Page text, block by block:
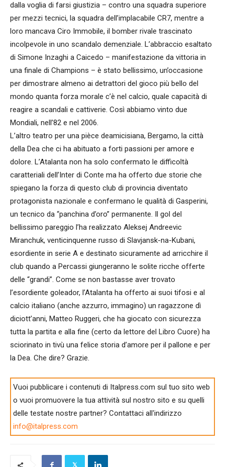
dalla voglia di farsi giustizia – contro una squadra superiore
per mezzi tecnici, la squadra dell’implacabile CR7, mentre a
loro mancava Ciro Immobile, il bomber rivale trascinato
incolpevole in uno scandalo demenziale. L’abbraccio esaltato
di Simone Inzaghi a Caicedo – manifestazione da vittoria in
una finale di Champions – è stato bellissimo, un’occasione
per dimostrare almeno ai detrattori del gioco più bello del
mondo quanta forza morale c’è nel calcio, quale capacità di
reagire a scandali e cattiverie. Così abbiamo vinto due
Mondiali, nell’82 e nel 2006.
L’altro teatro per una pièce deamicisiana, Bergamo, la città
della Dea che ci ha abituato a forti passioni per amore e
dolore. L’Atalanta non ha solo confermato le difficoltà
caratteriali dell’Inter di Conte ma ha offerto due storie che
spiegano la forza di questo club di provincia diventato
protagonista nazionale e confermano le qualità di Gasperini,
un tecnico da “panchina d’oro” permanente. Il gol del
bellissimo pareggio l’ha realizzato Aleksej Andreevic
Miranchuk, venticinquenne russo di Slavjansk-na-Kubani,
esordiente in serie A e destinato sicuramente ad arricchire il
club quando a Percassi giungeranno le solite ricche offerte
delle “grandi”. Come se non bastasse aver trovato
l’esordiente goleador, l’Atalanta ha offerto ai suoi tifosi e al
calcio italiano (anche azzurro, immagino) un ragazzone dì
diciott’anni, Matteo Ruggeri, che ha giocato con sicurezza
tutta la partita e alla fine (certo da lettore del Libro Cuore) ha
sciorinato in tivù una felice storia d’amore per il pallone e per
la Dea. Che dire? Grazie.
Vuoi pubblicare i contenuti di Italpress.com sul tuo sito web
o vuoi promuovere la tua attività sul nostro sito e su quelli
delle testate nostre partner? Contattaci all'indirizzo
info@italpress.com